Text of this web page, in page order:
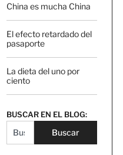
China es mucha China
El efecto retardado del
pasaporte
La dieta del uno por
ciento
BUSCAR EN EL BLOG:
Buscar